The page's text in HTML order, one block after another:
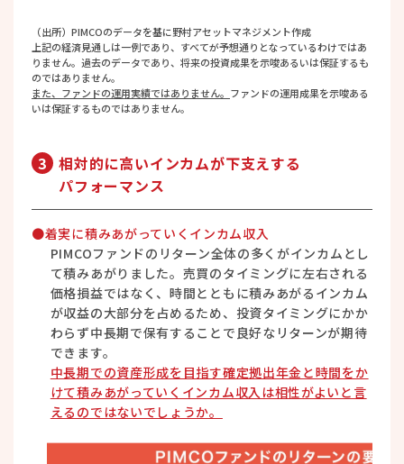
（出所）PIMCOのデータを基に野村アセットマネジメント作成
上記の経済見通しは一例であり、すべてが予想通りとなっているわけではあ
りません。過去のデータであり、将来の投資成果を示唆あるいは保証するも
のではありません。
また、ファンドの運用実績ではありません。 ファンドの運用成果を示唆ある
いは保証するものではありません。
3 相対的に高いインカムが下支えする
パフォーマンス
●着実に積みあがっていくインカム収入
PIMCOファンドのリターン全体の多くがインカムとし
て積みあがりました。売買のタイミングに左右される
価格損益ではなく、時間とともに積みあがるインカム
が収益の大部分を占めるため、投資タイミングにかか
わらず中長期で保有することで良好なリターンが期待
できます。
中長期での資産形成を目指す確定拠出年金と時間をか
けて積みあがっていくインカム収入は相性がよいと言
えるのではないでしょうか。